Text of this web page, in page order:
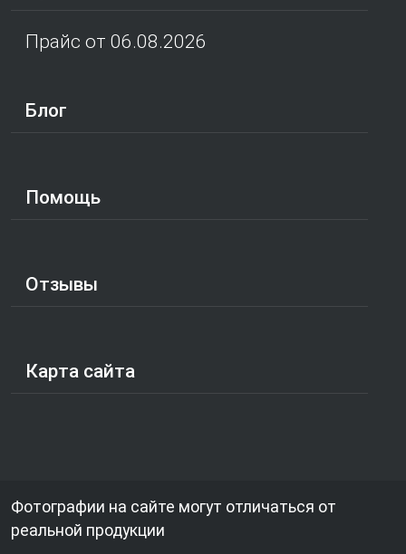
Прайс от 06.08.2026
Блог
Помощь
Отзывы
Карта сайта
Фотографии на сайте могут отличаться от
реальной продукции